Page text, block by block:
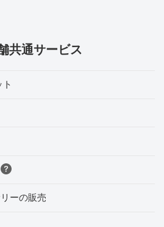
共通サービス
ーの販売